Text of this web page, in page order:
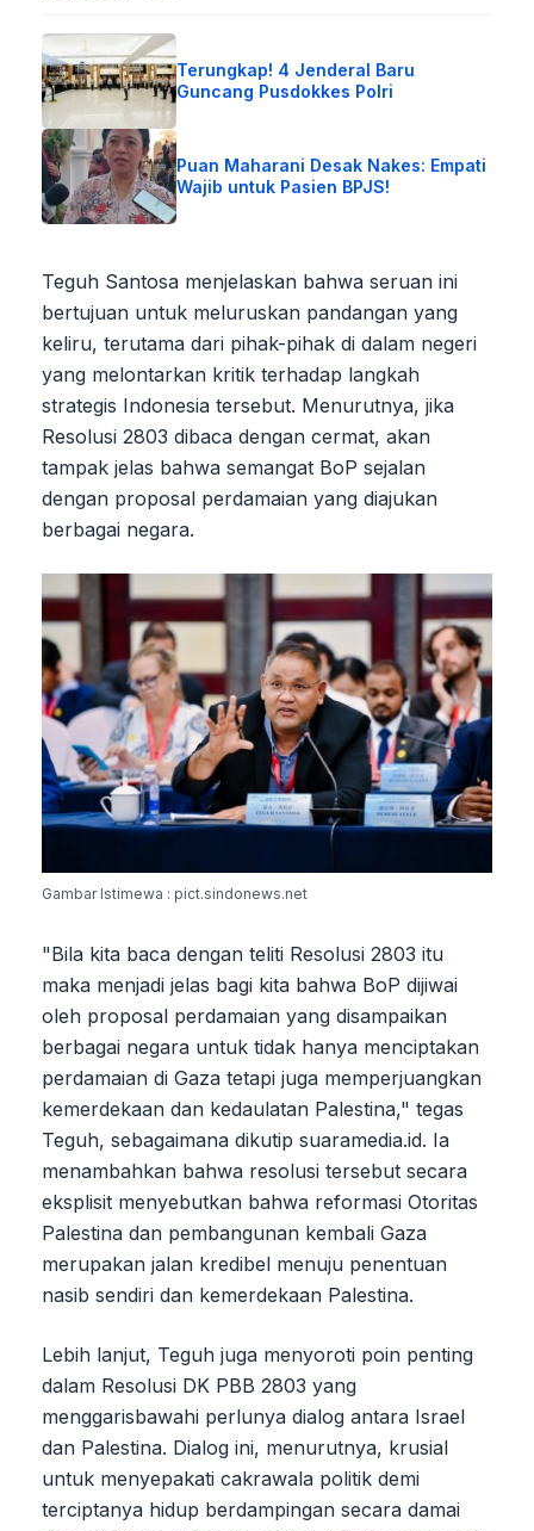
Terungkap! 4 Jenderal Baru
Guncang Pusdokkes Polri
Puan Maharani Desak Nakes: Empati
Wajib untuk Pasien BPJS!
Teguh Santosa menjelaskan bahwa seruan ini
bertujuan untuk meluruskan pandangan yang
keliru, terutama dari pihak-pihak di dalam negeri
yang melontarkan kritik terhadap langkah
strategis Indonesia tersebut. Menurutnya, jika
Resolusi 2803 dibaca dengan cermat, akan
tampak jelas bahwa semangat BoP sejalan
dengan proposal perdamaian yang diajukan
berbagai negara.
Gambar Istimewa : pict.sindonews.net
"Bila kita baca dengan teliti Resolusi 2803 itu
maka menjadi jelas bagi kita bahwa BoP dijiwai
oleh proposal perdamaian yang disampaikan
berbagai negara untuk tidak hanya menciptakan
perdamaian di Gaza tetapi juga memperjuangkan
kemerdekaan dan kedaulatan Palestina," tegas
Teguh, sebagaimana dikutip suaramedia.id. Ia
menambahkan bahwa resolusi tersebut secara
eksplisit menyebutkan bahwa reformasi Otoritas
Palestina dan pembangunan kembali Gaza
merupakan jalan kredibel menuju penentuan
nasib sendiri dan kemerdekaan Palestina.
Lebih lanjut, Teguh juga menyoroti poin penting
dalam Resolusi DK PBB 2803 yang
menggarisbawahi perlunya dialog antara Israel
dan Palestina. Dialog ini, menurutnya, krusial
untuk menyepakati cakrawala politik demi
terciptanya hidup berdampingan secara damai